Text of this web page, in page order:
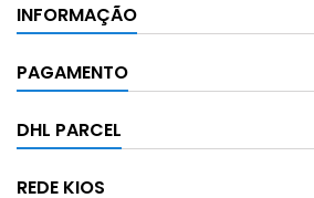
INFORMAÇÃO
PAGAMENTO
DHL PARCEL
REDE KIOS